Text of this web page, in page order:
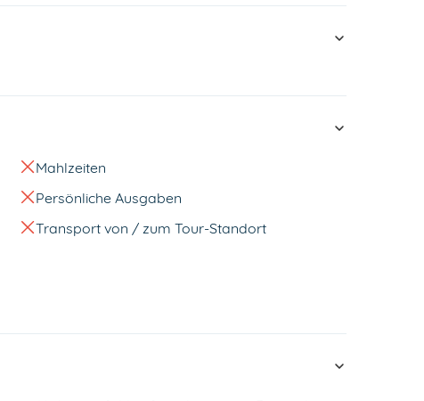
Mahlzeiten
Persönliche Ausgaben
Transport von / zum Tour-Standort